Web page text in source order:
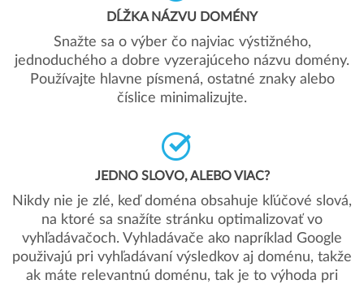
DĹŽKA NÁZVU DOMÉNY
Snažte sa o výber čo najviac výstižného,
jednoduchého a dobre vyzerajúceho názvu domény.
Používajte hlavne písmená, ostatné znaky alebo
číslice minimalizujte.
JEDNO SLOVO, ALEBO VIAC?
Nikdy nie je zlé, keď doména obsahuje kľúčové slová,
na ktoré sa snažíte stránku optimalizovať vo
vyhľadávačoch. Vyhladávače ako napríklad Google
použivajú pri vyhľadávaní výsledkov aj doménu, takže
ak máte relevantnú doménu, tak je to výhoda pri